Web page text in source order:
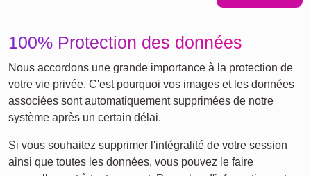
100% Protection des données
Nous accordons une grande importance à la protection de
votre vie privée. C'est pourquoi vos images et les données
associées sont automatiquement supprimées de notre
système après un certain délai.
Si vous souhaitez supprimer l'intégralité de votre session
ainsi que toutes les données, vous pouvez le faire